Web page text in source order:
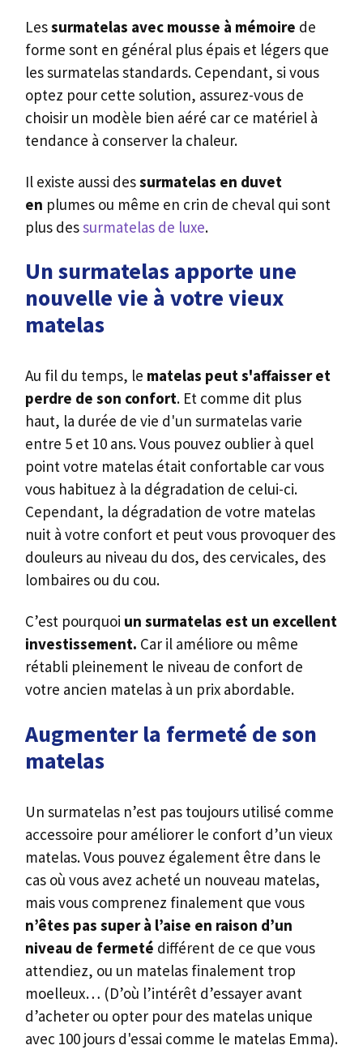
Lessurmatelas avec mousse à mémoire de
forme sont en général plus épais et légers que
les surmatelas standards. Cependant, si vous
optez pour cette solution, assurez-vous de
choisir un modèle bien aéré car ce matériel à
tendance à conserver la chaleur.
Il existe aussi dessurmatelas en duvet
en plumes ou même en crin de cheval qui sont
plus dessurmatelas de luxe.
Un surmatelas apporte une
nouvelle vie à votre vieux
matelas
Au fil du temps, le matelas peut s'affaisser et
perdre de son confort. Et comme dit plus
haut, la durée de vie d'un surmatelas varie
entre 5 et 10 ans. Vous pouvez oublier à quel
point votre matelas était confortable car vous
vous habituez à la dégradation de celui-ci.
Cependant, la dégradation de votre matelas
nuit à votre confort et peut vous provoquer des
douleurs au niveau du dos, des cervicales, des
lombaires ou du cou.
C’est pourquoi un surmatelas est un excellent
investissement. Car il améliore ou même
rétabli pleinement le niveau de confort de
votre ancien matelas à un prix abordable.
Augmenter la fermeté de son
matelas
Un surmatelas n’est pas toujours utilisé comme
accessoire pour améliorer le confort d’un vieux
matelas. Vous pouvez également être dans le
cas où vous avez acheté un nouveau matelas,
mais vous comprenez finalement que vous
n’êtes pas super à l’aise en raison d’un
niveau de fermeté différent de ce que vous
attendiez, ou un matelas finalement trop
moelleux… (D’où l’intérêt d’essayer avant
d’acheter ou opter pour des matelas unique
avec 100 jours d'essai comme le matelas Emma).